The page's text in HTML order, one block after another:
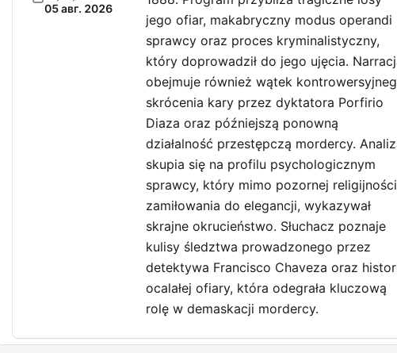
05 авг. 2026
jego ofiar, makabryczny modus operandi
sprawcy oraz proces kryminalistyczny,
który doprowadził do jego ujęcia.
obejmuje również wątek
skrócenia kary przez dyktatora Porfirio
Diaza oraz późniejszą ponowną
działalność przestępczą mordercy.
skupia się na profilu psychologicznym
sprawcy, który mimo pozornej
zamiłowania do elegancji, wykazywał
skrajne okrucieństwo. Słuchacz poznaje
kulisy śledztwa prowadzonego przez
detektywa Francisco Chaveza oraz
ocalałej ofiary, która odegrała kluczową
rolę w demaskacji mordercy.